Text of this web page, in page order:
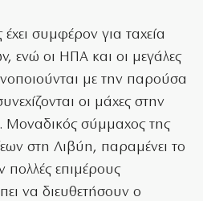
συμφέρον για ταχεία
ενώ οι ΗΠΑ και οι μεγάλες
με την παρούσα
οι μάχες στην
Μοναδικός σύμμαχος της
στη Λιβύη, παραμένει το
επιμέρους
να διευθετήσουν ο